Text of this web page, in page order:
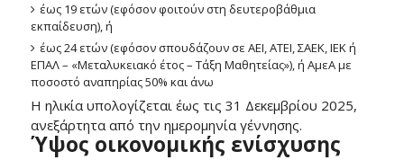
έως 19 ετών (εφόσον φοιτούν στη δευτεροβάθμια
εκπαίδευση), ή
έως 24 ετών (εφόσον σπουδάζουν σε ΑΕΙ, ΑΤΕΙ, ΣΑΕΚ, ΙΕΚ ή
ΕΠΑΛ – «Μεταλυκειακό έτος – Τάξη Μαθητείας»), ή ΑμεΑ με
ποσοστό αναπηρίας 50% και άνω
Η ηλικία υπολογίζεται έως τις 31 Δεκεμβρίου 2025,
ανεξάρτητα από την ημερομηνία γέννησης.
Ύψος οικονομικής ενίσχυσης